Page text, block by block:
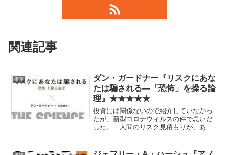
関連記事
書評
ダン・ガードナー『リスクにあな
たは騙される―「恐怖」を操る論
理』★★★★★
投資には関係ないので紹介していなかっ
たが、新型コロナウィルスの件で思いだ
した。 人間のリスク見積もりが、あく
それにマーケター・デマゴーグ・アジテ